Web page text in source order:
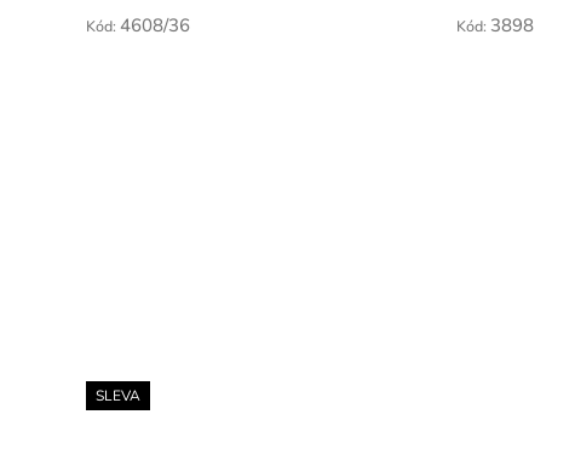
SLEVA
Kód: 4608/36 Kód: 3898